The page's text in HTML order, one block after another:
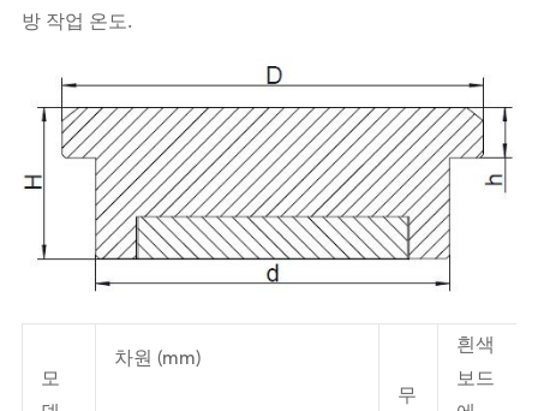
방 작업 온도.
모
차원 (mm)
무
흰색
보드